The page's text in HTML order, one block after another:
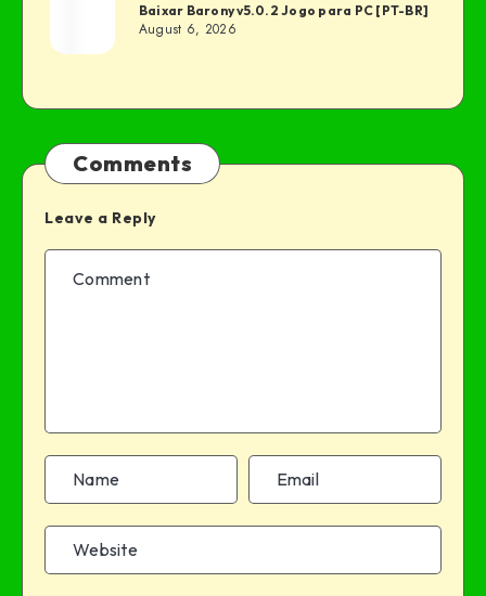
Baixar Barony v5.0.2 Jogo para PC [PT-BR]
August 6, 2026
Comments
Leave a Reply